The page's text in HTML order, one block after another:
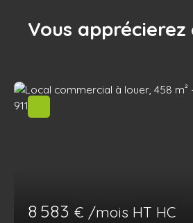
Vous apprécierez
8 583 € /mois HT HC